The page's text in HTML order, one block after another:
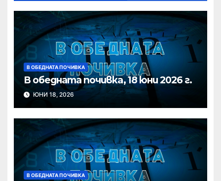
В ОБЕДНАТА ПОЧИВКА
В обедната почивка, 18 юни 2026 г.
ЮНИ 18, 2026
В ОБЕДНАТА ПОЧИВКА